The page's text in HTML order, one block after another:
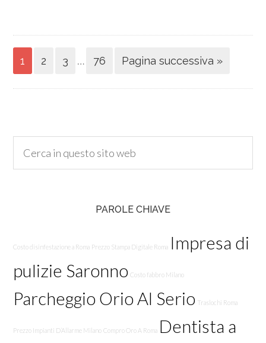
1 2 3 … 76 Pagina successiva »
PAROLE CHIAVE
Costo disinfestazione a Roma Prezzo Stampa Digitale Roma Impresa di
pulizie Saronno Costo fabbro Milano
Parcheggio Orio Al Serio Traslochi Roma
Prezzo Impianti D’Allarme Milano Compro Oro A Roma Dentista a